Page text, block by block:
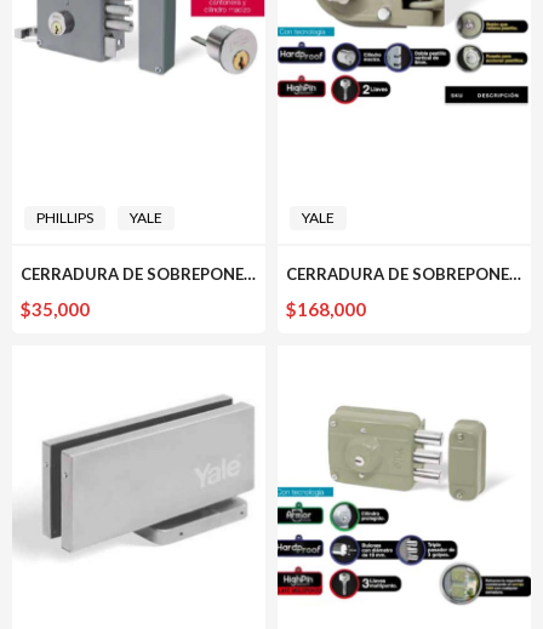
PHILLIPS YALE
CERRADURA DE SOBREPONER 2250 PHILLIPS
$35,000
YALE
CERRADURA DE SOBREPONER 396 ROSETA SOLDAR YALE
$168,000